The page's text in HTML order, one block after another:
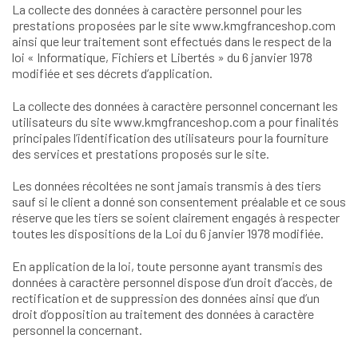
La collecte des données à caractère personnel pour les
prestations proposées par le site www.kmgfranceshop.com
ainsi que leur traitement sont effectués dans le respect de la
loi « Informatique, Fichiers et Libertés » du 6 janvier 1978
modifiée et ses décrets d’application.
La collecte des données à caractère personnel concernant les
utilisateurs du site www.kmgfranceshop.com a pour finalités
principales l’identification des utilisateurs pour la fourniture
des services et prestations proposés sur le site.
Les données récoltées ne sont jamais transmis à des tiers
sauf si le client a donné son consentement préalable et ce sous
réserve que les tiers se soient clairement engagés à respecter
toutes les dispositions de la Loi du 6 janvier 1978 modifiée.
En application de la loi, toute personne ayant transmis des
données à caractère personnel dispose d’un droit d’accès, de
rectification et de suppression des données ainsi que d’un
droit d’opposition au traitement des données à caractère
personnel la concernant.